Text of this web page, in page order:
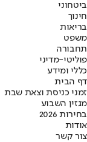
ביטחוני
חינוך
בריאות
משפט
תחבורה
פוליטי-מדיני
כללי ומידע
דף הבית
זמני כניסת וצאת שבת
מגזין השבוע
בחירות 2026
אודות
צור קשר